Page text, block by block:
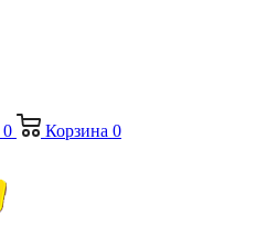
0 Корзина 0